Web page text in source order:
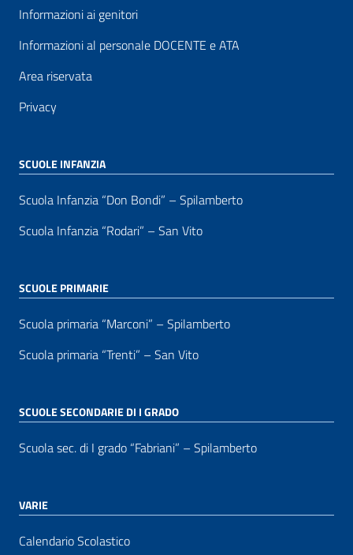
Informazioni ai genitori
Informazioni al personale DOCENTE e ATA
Area riservata
Privacy
SCUOLE INFANZIA
Scuola Infanzia “Don Bondi” – Spilamberto
Scuola Infanzia “Rodari” – San Vito
SCUOLE PRIMARIE
Scuola primaria “Marconi” – Spilamberto
Scuola primaria “Trenti” – San Vito
SCUOLE SECONDARIE DI I GRADO
Scuola sec. di I grado “Fabriani” – Spilamberto
VARIE
Calendario Scolastico